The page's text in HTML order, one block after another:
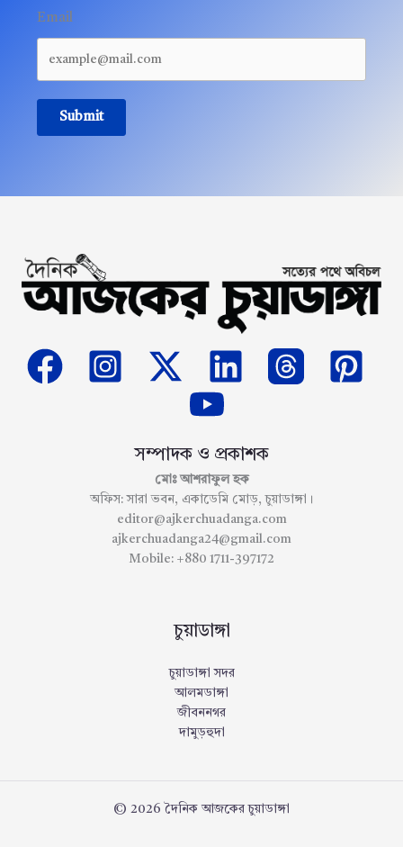
Email
Submit
সম্পাদক ও প্রকাশক
মোঃ আশরাফুল হক
অফিস: সারা ভবন, একাডেমি মোড়, চুয়াডাঙ্গা।
editor@ajkerchuadanga.com
ajkerchuadanga24@gmail.com
Mobile: +880 1711-397172
চুয়াডাঙ্গা
চুয়াডাঙ্গা সদর
আলমডাঙ্গা
জীবননগর
দামুড়হুদা
© 2026 দৈনিক আজকের চুয়াডাঙ্গা